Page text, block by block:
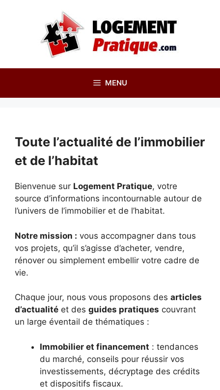
MENU
Toute l’actualité de l’immobilier
et de l’habitat
Bienvenue sur Logement Pratique, votre
source d’informations incontournable autour de
l’univers de l’immobilier et de l’habitat.
Notre mission : vous accompagner dans tous
vos projets, qu’il s’agisse d’acheter, vendre,
rénover ou simplement embellir votre cadre de
vie.
Chaque jour, nous vous proposons des articles
d’actualité et des guides pratiques couvrant
un large éventail de thématiques :
Immobilier et financement : tendances
du marché, conseils pour réussir vos
investissements, décryptage des crédits
et dispositifs fiscaux.